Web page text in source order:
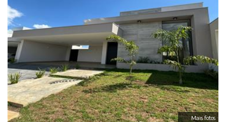
Mais fotos